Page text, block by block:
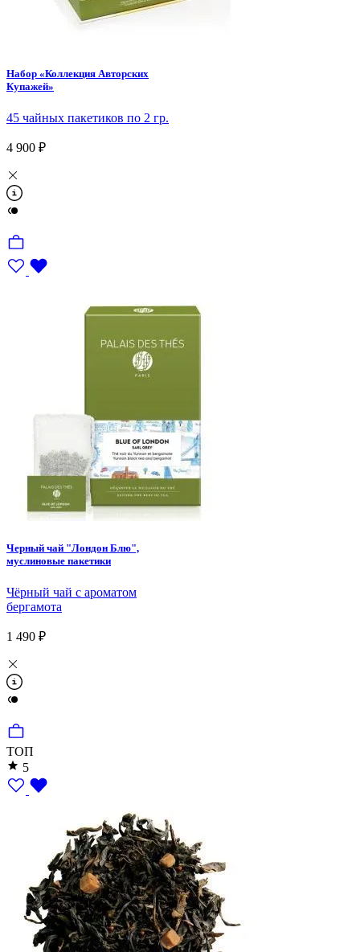
Набор «Коллекция Авторских
Купажей»
45 чайных пакетиков по 2 гр.
4 900 ₽
Черный чай "Лондон Блю",
муслиновые пакетики
Чёрный чай с ароматом
бергамота
1 490 ₽
ТОП
5